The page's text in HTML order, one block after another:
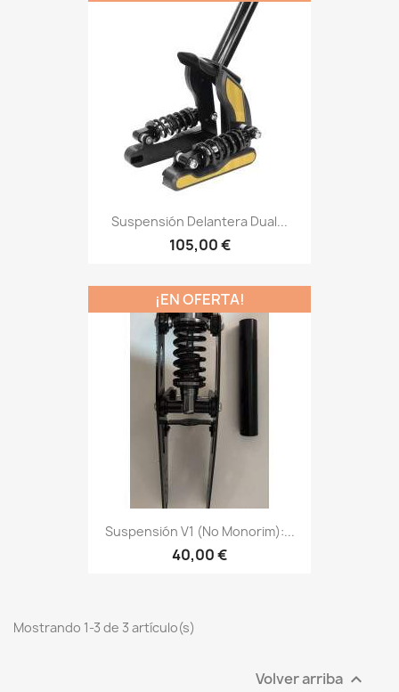
Suspensión Delantera Dual...
105,00 €
Suspensión V1 (no Monorim):...
40,00 €
¡EN OFERTA!
Mostrando 1-3 de 3 artículo(s)
Volver arriba 